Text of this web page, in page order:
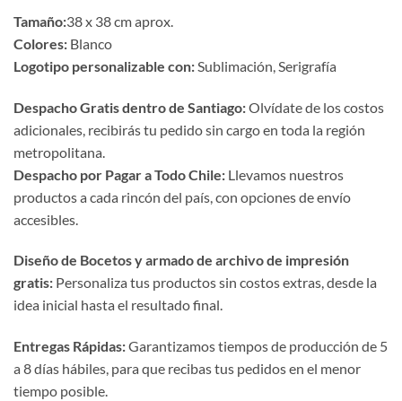
Tamaño:38 x 38 cm aprox.
Colores: Blanco
Logotipo personalizable con: Sublimación, Serigrafía
Despacho Gratis dentro de Santiago:Olvídate de los costos
adicionales, recibirás tu pedido sin cargo en toda la región
metropolitana.
Despacho por Pagar a Todo Chile: Llevamos nuestros
productos a cada rincón del país, con opciones de envío
accesibles.
Diseño de Bocetos y armado de archivo de impresión
gratis: Personaliza tus productos sin costos extras, desde la
idea inicial hasta el resultado final.
Entregas Rápidas:Garantizamos tiempos de producción de 5
a 8 días hábiles, para que recibas tus pedidos en el menor
tiempo posible.